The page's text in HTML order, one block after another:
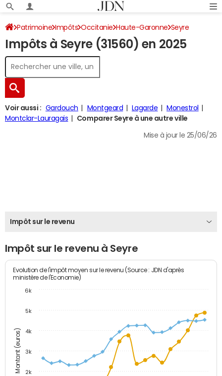
Patrimoine Impôts Occitanie Haute-Garonne Seyre
Impôt sur le revenu
Impôts à Seyre (31560) en 2025
Voir aussi : Gardouch Montgeard Lagarde
Monestrol
Montclar-Lauragais
Comparer Seyre à une autre ville
Mise à jour le 25/06/26
Impôt sur le revenu
Impôt sur le revenu à Seyre
Montant (euros)
Evolution de l'impôt moyen sur le revenu (Source : JDN d'après
ministère de l'Economie)
2k
3k
4k
5k
6k